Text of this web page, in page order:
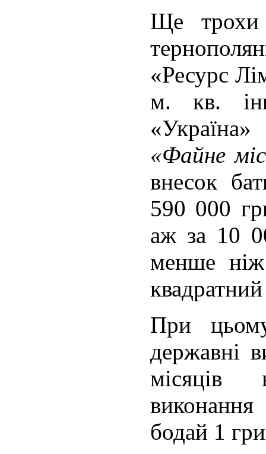
Ще трохи
«Ресурс
м. кв.
«Файне
внесок
590 000
аж за 10
менше
При
державні
місяців
бодай 1